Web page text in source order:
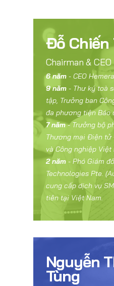
Đỗ Chiến
Chairman & CEO
6 năm- CEO
9 năm- Thư ký toà
tập, Trưởng ban
đa phương tiện Báo
7 năm- Trưởng bộ
Thương mại Điện tử
và Công nghiệp Việt
2 năm- Phó Giám
Technologies Pte.
cung cấp dịch vụ
tiên tại Việt Nam.
Nguyễn
Tùng